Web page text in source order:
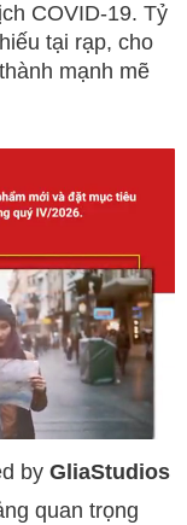
COVID-19. Tỷ
tại rạp, cho
mạnh mẽ
by GliaStudios
quan trọng